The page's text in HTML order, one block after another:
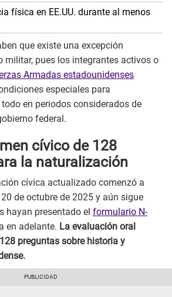
física en EE.UU. durante al menos
que existe una excepción
militar, pues los integrantes activos o
Armadas estadounidenses
especiales para
en periodos considerados de
federal.
cívico de 128
la naturalización
cívica actualizado comenzó a
de octubre de 2025 y aún sigue
hayan presentado el formulario N-
en adelante. La evaluación oral
preguntas sobre historia y